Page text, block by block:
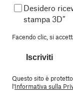
Desidero
stampa 3D”
Facendo clic, si
Iscriviti
Questo sito è
l'Informativa sulla